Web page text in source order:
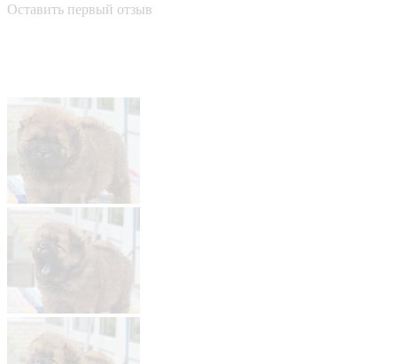
Оставить первый отзыв